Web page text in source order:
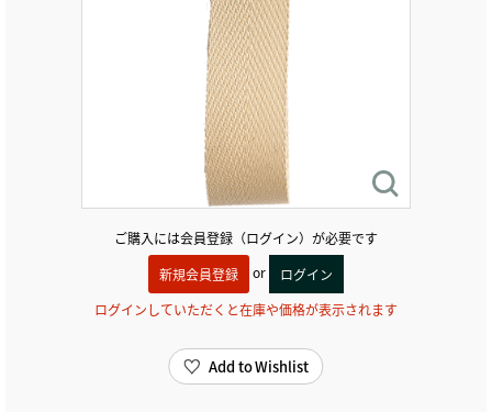
ご購入には会員登録（ログイン）が必要です
新規会員登録
or
ログイン
ログインしていただくと在庫や価格が表示されます
Add to Wishlist